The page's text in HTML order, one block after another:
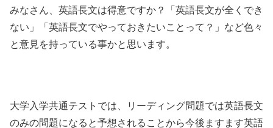
みなさん、英語長文は得意ですか？「英語長文が全くでき
ない」「英語長文でやっておきたいことって？」など色々
と意見を持っている事かと思います。
大学入学共通テストでは、リーディング問題では英語長文
のみの問題になると予想されることから今後ますます英語